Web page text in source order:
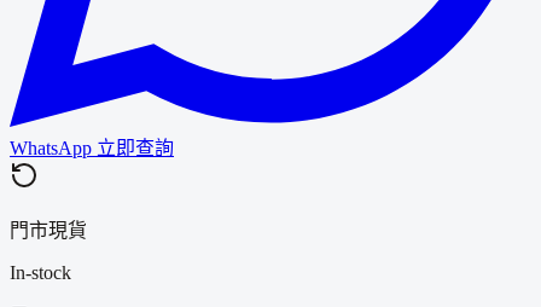
WhatsApp 立即查詢
門市現貨
In-stock